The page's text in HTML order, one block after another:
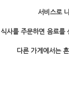
서비스로
식사를 주문하면 음료를
다른 가게에서는